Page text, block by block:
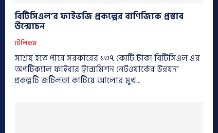
বিটিসিএল’র ফাইভজি প্রকল্পের বাণিজ্যিক প্রস্তাব
উন্মোচন
টেলিকম
সাশ্রয় হতে পারে সরকারের ১৩৭ কোটি টাকা বিটিসিএল এর
অপটিক্যাল ফাইবার ট্রান্সমিশন নেটওয়ার্কের উন্নয়ন’
প্রকল্পটি জটিলতা কাটিয়ে আলোর মুখ...